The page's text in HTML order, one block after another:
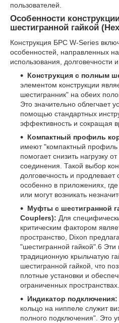
пользователей.
Особенности
шестигранной гайкой
Конструкция БРС W-Series
особенностей, направленных
использования, долговечности
Конструкция с полным
элементом конструкции
шестигранник" на обеих
Это значительно облегчает
помощью стандартных
эффективность и сокращая
Компактный профиль
имеют "компактный профиль
помогает снизить нагрузку
соединения. Такой выбор
долговечность и
особенно в приложениях,
или могут возникать
Муфты с шестигранной
Couplers): Для
критическим фактором
пространство, Dixon
"шестигранной гайкой".6 Эти
традиционную крыльчатую
шестигранной гайкой, что
плотные установки и
ограниченных пространствах.
Индикатор подключения:
кольцо на ниппеле служит
полного подключения". Это